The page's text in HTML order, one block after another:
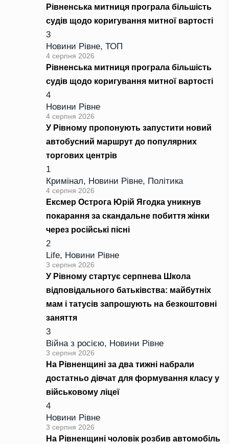
Рівненська митниця програла більшість
судів щодо коригування митної вартості
3
Новини Рівне, ТОП
4 серпня 2026
Рівненська митниця програла більшість
судів щодо коригування митної вартості
4
Новини Рівне
4 серпня 2026
У Рівному пропонують запустити новий
автобусний маршрут до популярних
торгових центрів
1
Кримінал, Новини Рівне, Політика
4 серпня 2026
Ексмер Острога Юрій Ягодка уникнув
покарання за скандальне побиття жінки
через російські пісні
2
Life, Новини Рівне
3 серпня 2026
У Рівному стартує серпнева Школа
відповідального батьківства: майбутніх
мам і татусів запрошують на безкоштовні
заняття
3
Війна з росією, Новини Рівне
3 серпня 2026
На Рівненщині за два тижні набрали
достатньо дівчат для формування класу у
військовому ліцеї
4
Новини Рівне
3 серпня 2026
На Рівненщині чоловік розбив автомобіль